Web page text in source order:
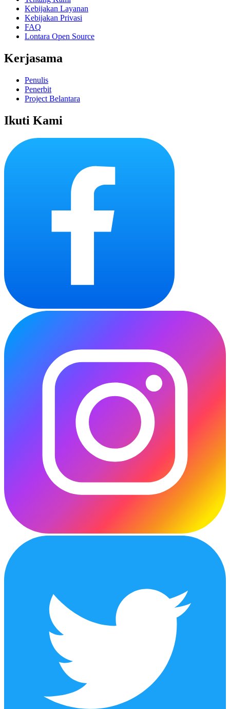
Kebijakan Layanan
Kebijakan Privasi
FAQ
Lontara Open Source
Kerjasama
Penulis
Penerbit
Project Belantara
Ikuti Kami